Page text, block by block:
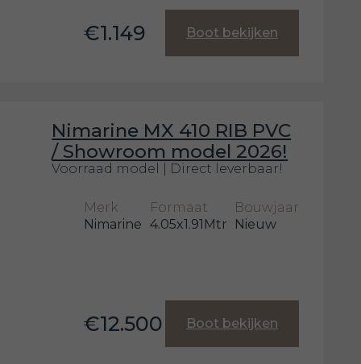
€1.149 Boot bekijken
Nimarine MX 410 RIB PVC
/ Showroom model 2026!
Voorraad model | Direct leverbaar!
Merk
Nimarine
Formaat
4.05x1.91Mtr
Bouwjaar
Nieuw
€12.500 Boot bekijken